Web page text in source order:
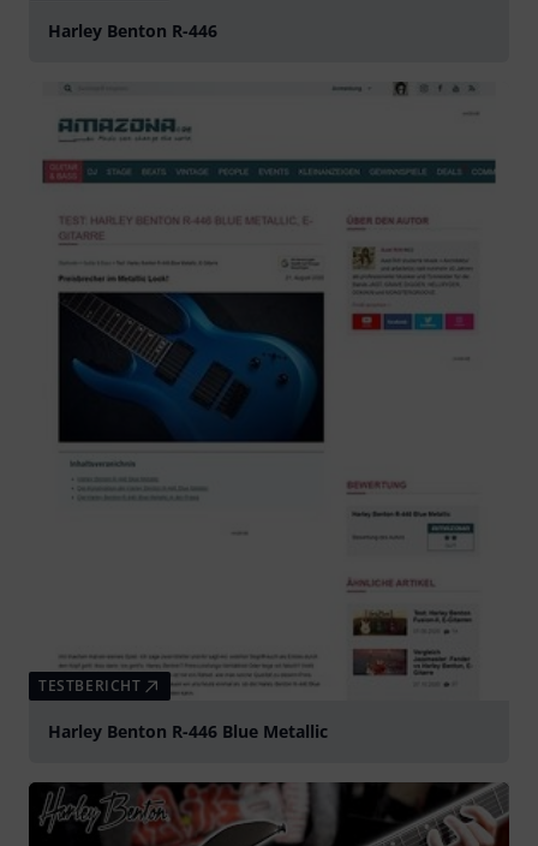
Harley Benton R-446
TESTBERICHT
Harley Benton R-446 Blue Metallic